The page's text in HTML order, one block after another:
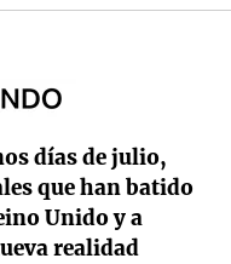
días de julio,
que han batido
Unido y a
realidad